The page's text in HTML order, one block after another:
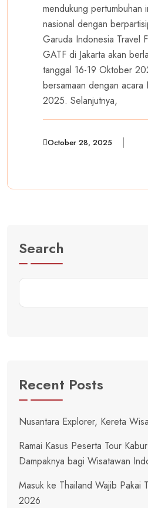
mendukung pertumbuhan
nasional dengan
Garuda Indonesia Travel
GATF di Jakarta akan
tanggal 16-19 Oktober
bersamaan dengan acara
2025. Selanjutnya,
October 28, 2025
Search
Recent Posts
Nusantara Explorer, Kereta
Ramai Kasus Peserta Tour
Dampaknya bagi Wisatawan
Masuk ke Thailand Wajib Pakai
2026